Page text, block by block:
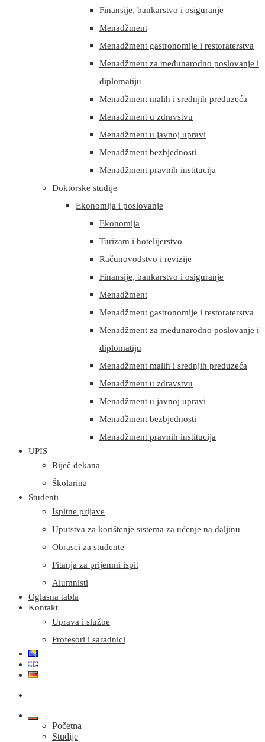
Finansije, bankarstvo i osiguranje
Menadžment
Menadžment gastronomije i restoraterstva
Menadžment za međunarodno poslovanje i
diplomatiju
Menadžment malih i srednjih preduzeća
Menadžment u zdravstvu
Menadžment u javnoj upravi
Menadžment bezbjednosti
Menadžment pravnih institucija
Doktorske studije
Ekonomija i poslovanje
Ekonomija
Turizam i hotelijerstvo
Računovodstvo i revizije
Finansije, bankarstvo i osiguranje
Menadžment
Menadžment gastronomije i restoraterstva
Menadžment za međunarodno poslovanje i
diplomatiju
Menadžment malih i srednjih preduzeća
Menadžment u zdravstvu
Menadžment u javnoj upravi
Menadžment bezbjednosti
Menadžment pravnih institucija
UPIS
Riječ dekana
Školarina
Studenti
Ispitne prijave
Uputstva za korištenje sistema za učenje na daljinu
Obrasci za studente
Pitanja za prijemni ispit
Alumnisti
Oglasna tabla
Kontakt
Uprava i službe
Profesori i saradnici
Početna
Studije